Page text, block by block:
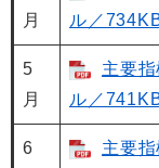
月
ル／
5
月
主要
ル／
6
主要